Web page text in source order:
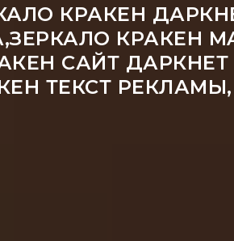
КРАКЕН
КРАКЕН
САЙТ
ТЕКСТ